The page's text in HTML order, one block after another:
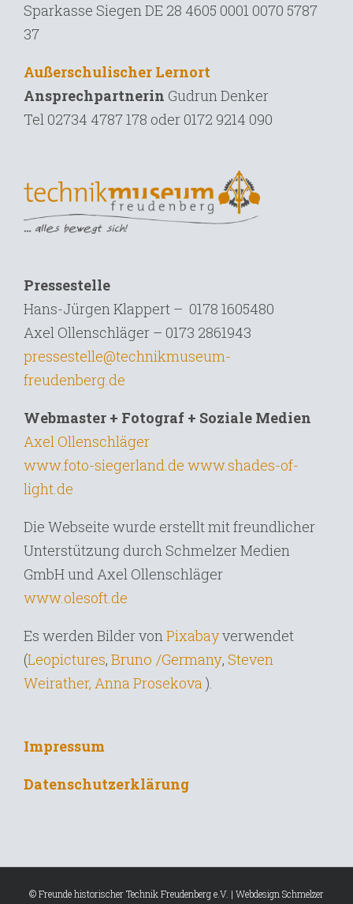
Sparkasse Siegen DE 28 4605 0001 0070 5787
37
Außerschulischer Lernort
Ansprechpartnerin Gudrun Denker
Tel 02734 4787 178 oder 0172 9214 090
Pressestelle
Hans-Jürgen Klappert – 0178 1605480
Axel Ollenschläger – 0173 2861943
pressestelle@technikmuseum-
freudenberg.de
Webmaster + Fotograf + Soziale Medien
Axel Ollenschläger
www.foto-siegerland.de www.shades-of-
light.de
Die Webseite wurde erstellt mit freundlicher
Unterstützung durch Schmelzer Medien
GmbH und Axel Ollenschläger
www.olesoft.de
Es werden Bilder vonPixabayverwendet
(Leopictures, Bruno /Germany, Steven
Weirather, Anna Prosekova).
Impressum
Datenschutzerklärung
© Freunde historischer Technik Freudenberg e.V. | Webdesign Schmelzer